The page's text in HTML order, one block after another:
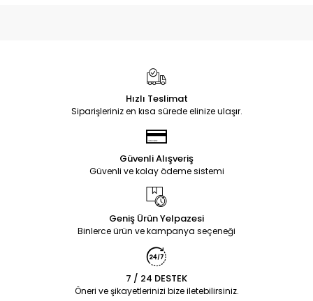
Hızlı Teslimat
Siparişleriniz en kısa sürede elinize ulaşır.
Güvenli Alışveriş
Güvenli ve kolay ödeme sistemi
Geniş Ürün Yelpazesi
Binlerce ürün ve kampanya seçeneği
7 / 24 DESTEK
Öneri ve şikayetlerinizi bize iletebilirsiniz.